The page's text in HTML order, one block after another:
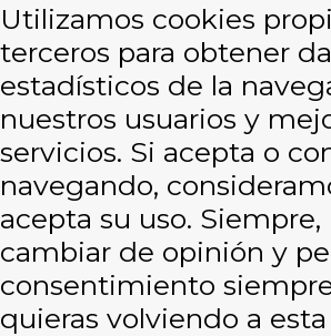
Utilizamos cookies
terceros para obtener
estadísticos de la
nuestros usuarios y
servicios. Si acepta o
navegando,
acepta su uso. Siempre,
cambiar de opinión y
consentimiento
quieras volviendo a